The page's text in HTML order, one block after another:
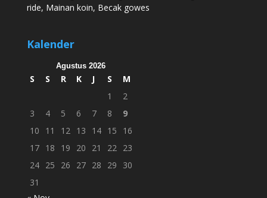
ride, Mainan koin, Becak gowes
Kalender
Agustus 2026
S S R K J S
M
1
2
3
4 5 6 7 8
9
10
11 12 13 14 15
16
17 18 19 20 21 22 23
24 25 26 27 28 29
30
31